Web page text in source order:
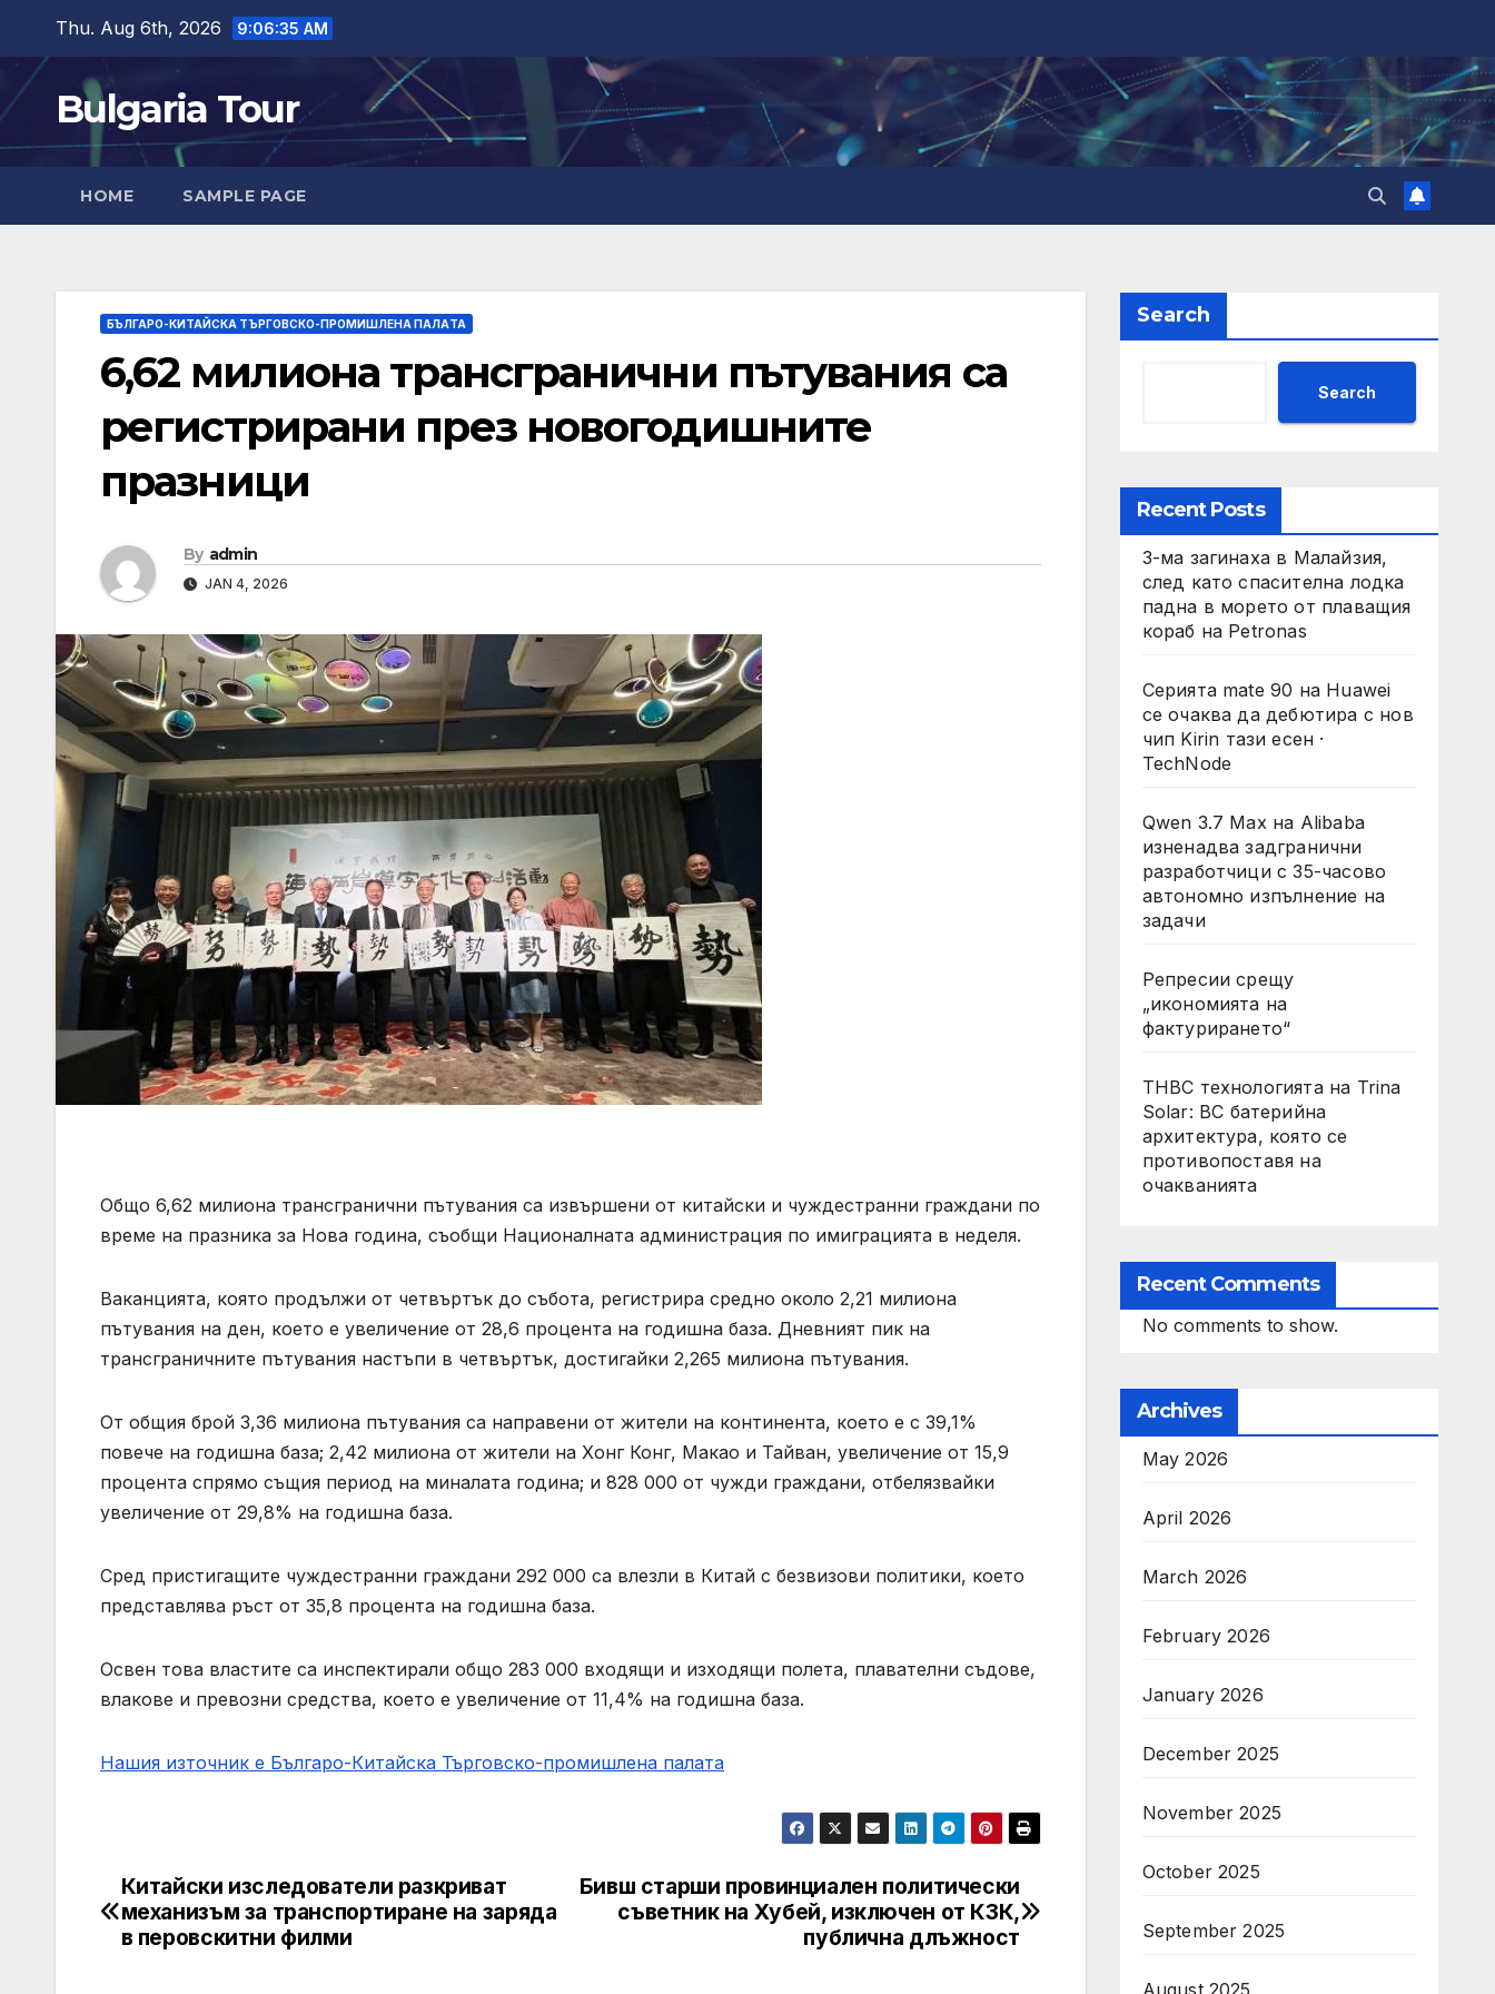
content
Thu. Aug 6th, 2026 9:06:36 AM
Bulgaria Tour
HOME SAMPLE PAGE
БЪЛГАРО-КИТАЙСКА ТЪРГОВСКО-ПРОМИШЛЕНА ПАЛAТА
6,62 милиона трансгранични пътувания са
регистрирани през новогодишните
празници
By admin
JAN 4, 2026
Общо 6,62 милиона трансгранични пътувания са извършени от китайски и чуждестранни граждани по
време на празника за Нова година, съобщи Националната администрация по имиграцията в неделя.
Ваканцията, която продължи от четвъртък до събота, регистрира средно около 2,21 милиона
пътувания на ден, което е увеличение от 28,6 процента на годишна база. Дневният пик на
трансграничните пътувания настъпи в четвъртък, достигайки 2,265 милиона пътувания.
От общия брой 3,36 милиона пътувания са направени от жители на континента, което е с 39,1%
повече на годишна база; 2,42 милиона от жители на Хонг Конг, Макао и Тайван, увеличение от 15,9
процента спрямо същия период на миналата година; и 828 000 от чужди граждани, отбелязвайки
увеличение от 29,8% на годишна база.
Сред пристигащите чуждестранни граждани 292 000 са влезли в Китай с безвизови политики, което
представлява ръст от 35,8 процента на годишна база.
Освен това властите са инспектирали общо 283 000 входящи и изходящи полета, плавателни съдове,
влакове и превозни средства, което е увеличение от 11,4% на годишна база.
Нашия източник е Българо-Китайска Търговско-промишлена палaта
Post
navigation
Бивш старши провинциален политически
съветник на Хубей, изключен от КЗК,
публична длъжност
Китайски изследователи разкриват
механизъм за транспортиране на заряда
в перовскитни филми
Search
Search
Recent Posts
3-ма загинаха в Малайзия,
след като спасителна лодка
падна в морето от плаващия
кораб на Petronas
Серията mate 90 на Huawei
се очаква да дебютира с нов
чип Kirin тази есен ·
TechNode
Qwen 3.7 Max на Alibaba
изненадва задгранични
разработчици с 35-часово
автономно изпълнение на
задачи
Репресии срещу
„икономията на
фактурирането“
THBC технологията на Trina
Solar: BC батерийна
архитектура, която се
противопоставя на
очакванията
Recent Comments
No comments to show.
Archives
May 2026
April 2026
March 2026
February 2026
January 2026
December 2025
November 2025
October 2025
September 2025
August 2025